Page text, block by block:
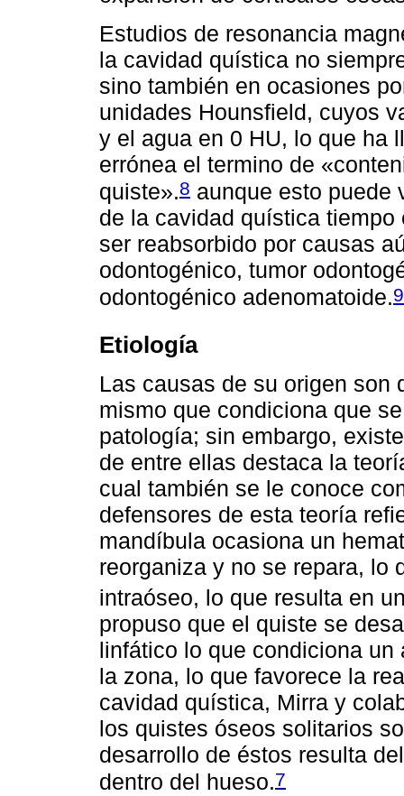
Estudios de resonancia
la cavidad quística no
sino también en ocasiones
unidades Hounsfield, cuyos
y el agua en 0 HU, lo que ha
errónea el termino de
quiste».8 aunque esto puede
de la cavidad quística
ser reabsorbido por causas
odontogénico, tumor
odontogénico adenomatoide.9
Etiología
Las causas de su origen son
mismo que condiciona que
patología; sin embargo,
de entre ellas destaca la
cual también se le conoce
defensores de esta teoría
mandíbula ocasiona un
reorganiza y no se repara, lo
intraóseo, lo que resulta en
propuso que el quiste se
linfático lo que condiciona
la zona, lo que favorece la
cavidad quística, Mirra y
los quistes óseos solitarios
desarrollo de éstos resulta
dentro del hueso.7